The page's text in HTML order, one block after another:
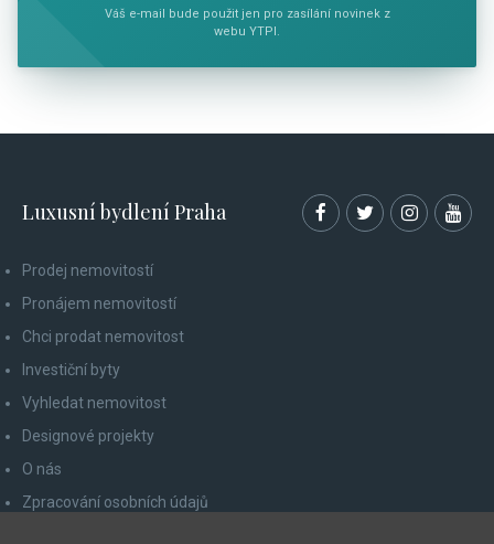
Váš e-mail bude použit jen pro zasílání novinek z
webu YTPI.
Luxusní bydlení Praha
Prodej nemovitostí
Pronájem nemovitostí
Chci prodat nemovitost
Investiční byty
Vyhledat nemovitost
Designové projekty
O nás
Zpracování osobních údajů